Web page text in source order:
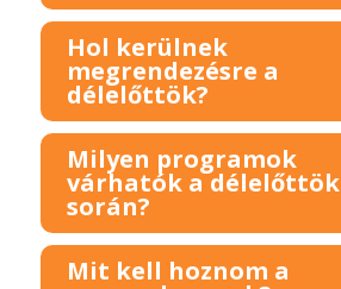
Hol kerülnek
megrendezésre a
délelőttök?
Milyen programok
várhatók a délelőttök
során?
Mit kell hoznom a